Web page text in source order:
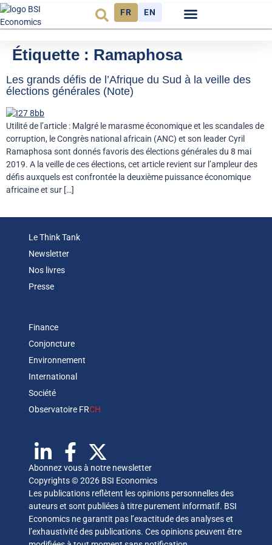
FR EN
Étiquette : Ramaphosa
Les grands défis de l’Afrique du Sud à la veille des
élections générales (Note)
Utilité de l’article : Malgré le marasme économique et les scandales de
corruption, le Congrès national africain (ANC) et son leader Cyril
Ramaphosa sont donnés favoris des élections générales du 8 mai
2019. A la veille de ces élections, cet article revient sur l’ampleur des
défis auxquels est confrontée la deuxième puissance économique
africaine et sur […]
Le Think Tank
Newsletter
Nos livres
Presse
Finance
Conjoncture
Environnement
International
Société
Observatoire FRCH
Abonnez vous à notre newsletter
Copyrights © 2026 BSI Economics
Les publications reflètent les opinions personnelles des
auteurs et sont publiées à titre purement informatif. BSI
Economics ne garantit pas l’exactitude des analyses et
l’exhaustivité des publications. Ces opinions peuvent être